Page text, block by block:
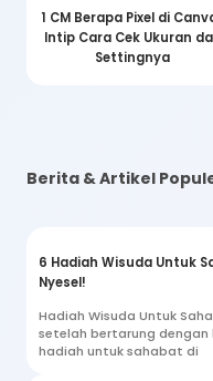
1 CM Berapa Pixel di
Intip Cara Cek Ukuran
Settingnya
Berita & Artikel
6 Hadiah Wisuda Untuk
Nyesel!
Hadiah Wisuda Untuk
setelah bertarung dengan
hadiah untuk sahabat di